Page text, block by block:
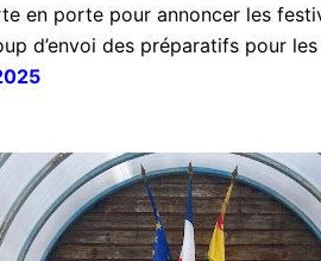
en porte pour annoncer les
d’envoi des préparatifs pour